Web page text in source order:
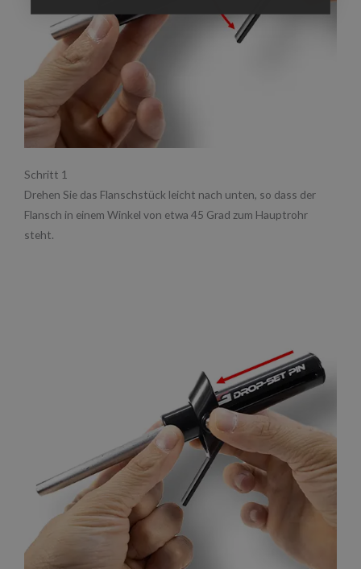
Schritt 1
Drehen Sie das Flanschstück leicht nach unten, so dass der
Flansch in einem Winkel von etwa 45 Grad zum Hauptrohr
steht.